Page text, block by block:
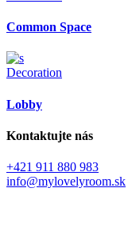
Common Space
Decoration
Lobby
Kontaktujte nás
+421 911 880 983
info@mylovelyroom.sk